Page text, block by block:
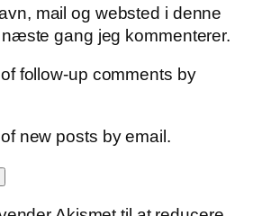
mail og websted i denne
gang jeg kommenterer.
follow-up comments by
new posts by email.